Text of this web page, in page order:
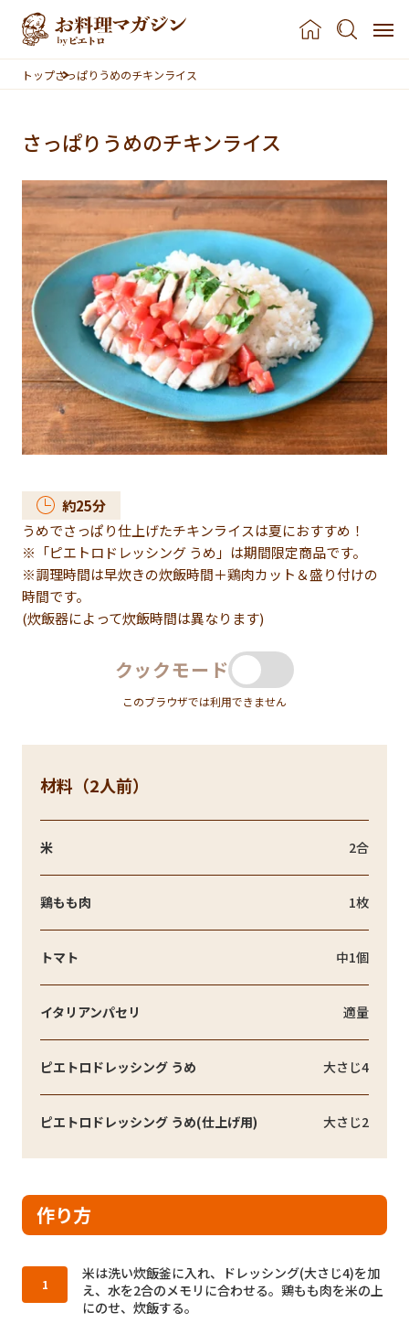
本文へスキップ
トップさっぱりうめのチキンライス
さっぱりうめのチキンライス
約25分
うめでさっぱり仕上げたチキンライスは夏におすすめ！
※「ピエトロドレッシング うめ」は期間限定商品です。
※調理時間は早炊きの炊飯時間＋鶏肉カット＆盛り付けの
時間です。
(炊飯器によって炊飯時間は異なります)
クックモード
このブラウザでは利用できません
材料（2人前）
米 2合
鶏もも肉 1枚
トマト 中1個
イタリアンパセリ 適量
ピエトロドレッシング うめ 大さじ4
ピエトロドレッシング うめ(仕上げ用) 大さじ2
作り方
作り方1：
米は洗い炊飯釜に入れ、ドレッシング(大さじ4)を加
え、水を2合のメモリに合わせる。鶏もも肉を米の上
にのせ、炊飯する。